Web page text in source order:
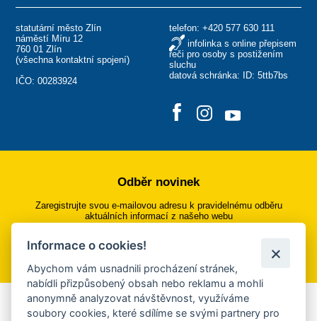
statutární město Zlín
náměstí Míru 12
760 01 Zlín
(všechna kontaktní spojení)
IČO: 00283924
telefon: +420 577 630 111
infolinka s online přepisem
řeči pro osoby s postižením
sluchu
datová schránka: ID: 5ttb7bs
Odběr novinek
Zaregistrujte svou e-mailovou adresu k pravidelnému odběru
aktuálních informací z našeho webu
Přihlásit se k odběru
Aplikace Mobilní rozhlas
Informace o cookies!
Abychom vám usnadnili procházení stránek,
nabídli přizpůsobený obsah nebo reklamu a mohli
anonymně analyzovat návštěvnost, využíváme
soubory cookies, které sdílíme se svými partnery pro